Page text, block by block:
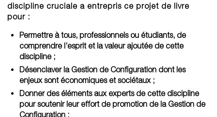
discipline cruciale a entrepris ce projet de livre
pour :
Permettre à tous, professionnels ou étudiants, de
comprendre l’esprit et la valeur ajoutée de cette
discipline ;
Désenclaver la Gestion de Configuration dont les
enjeux sont économiques et sociétaux ;
Donner des éléments aux experts de cette discipline
pour soutenir leur effort de promotion de la Gestion de
Configuration ;